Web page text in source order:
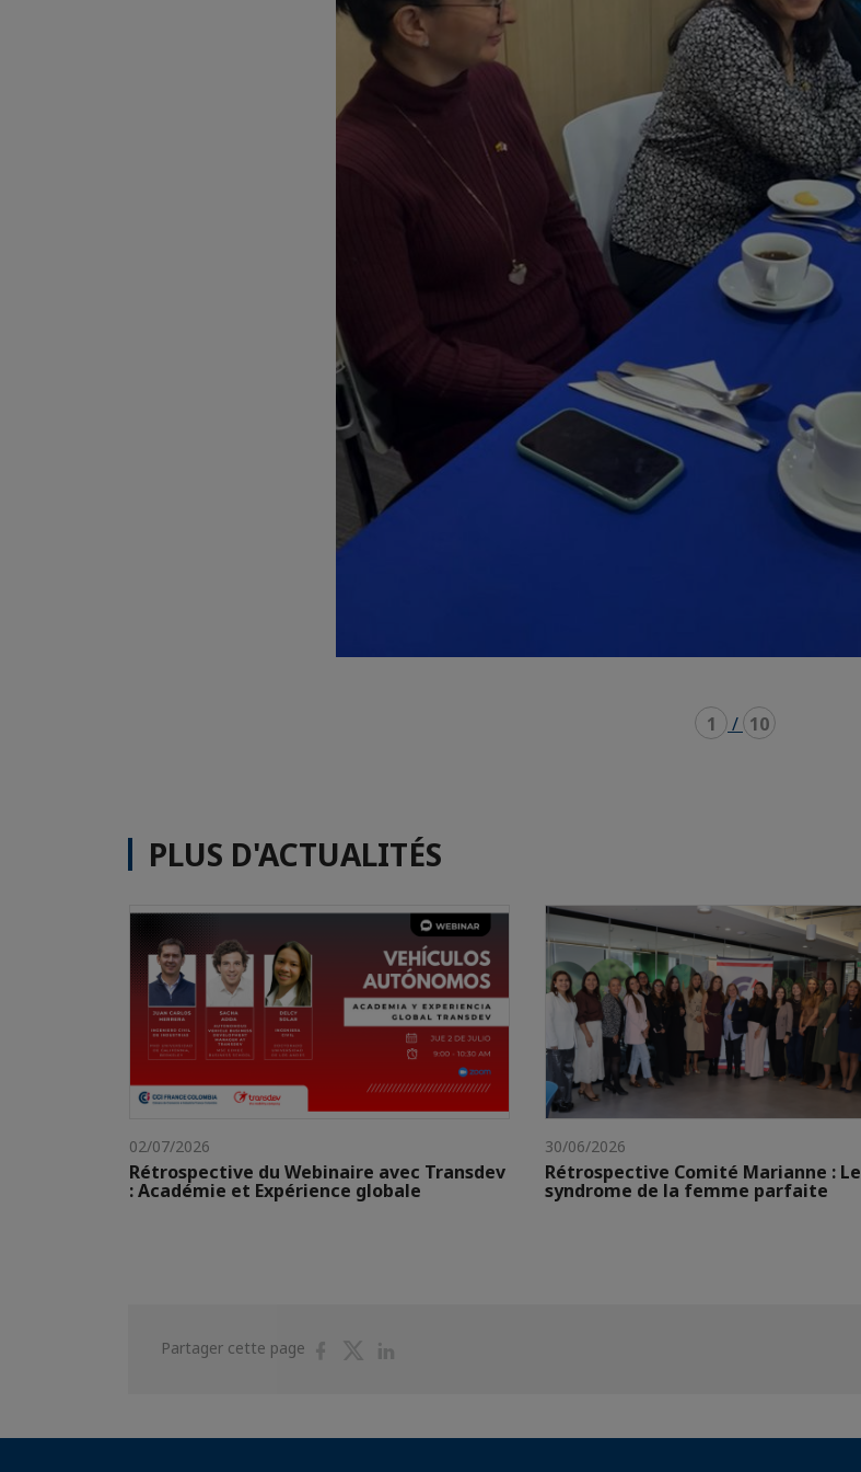
1 / 10
PLUS D'ACTUALITÉS
02/07/2026
Rétrospective du Webinaire avec Transdev
: Académie et Expérience globale
30/06/2026
Rétrospective Comité Marianne : Le
syndrome de la femme parfaite
Partager cette page
PartagerPartager